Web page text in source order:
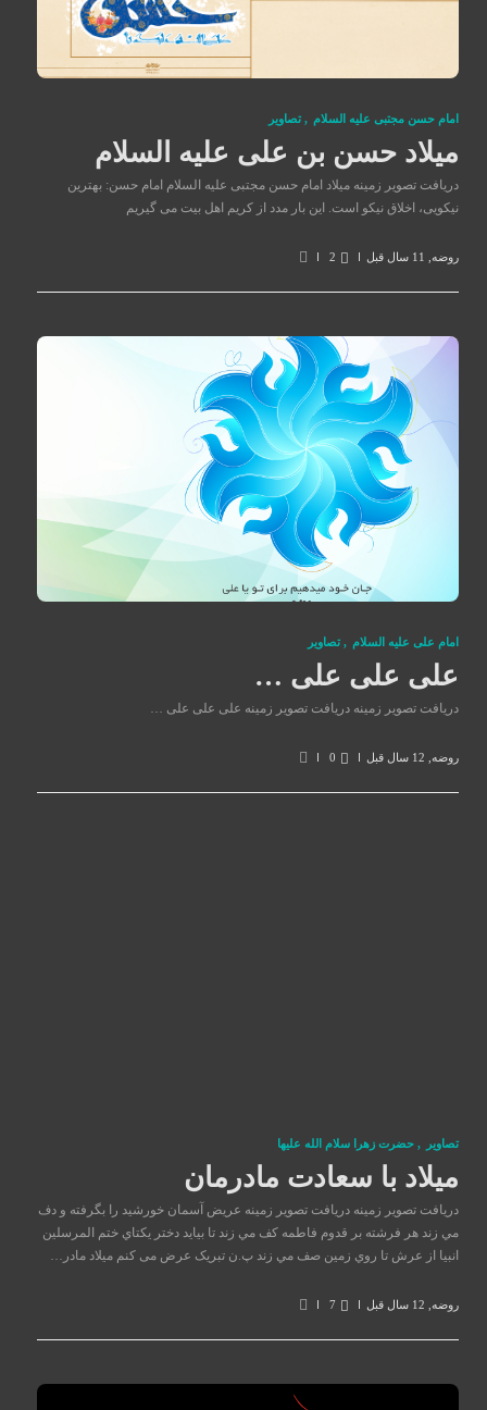
امام حسن مجتبی علیه السلام , تصاوير
میلاد حسن بن علی علیه السلام
دریافت تصویر زمینه میلاد امام حسن مجتبی علیه السلام امام حسن: بهترین
نیکویی، اخلاق نیکو است. این بار مدد از کریم اهل بیت می گیریم
روضه 11 سال قبل 2
امام علی علیه السلام , تصاوير
علی علی علی …
دریافت تصویر زمینه دریافت تصویر زمینه علی علی علی …
روضه 12 سال قبل 0
تصاوير , حضرت زهرا سلام الله علیها
میلاد با سعادت مادرمان
دریافت تصویر زمینه دریافت تصویر زمینه عریض آسمان خورشيد را بگرفته و دف
مي زند هر فرشته بر قدوم فاطمه كف مي زند تا بيايد دختر يكتاي ختم المرسلين
انبيا از عرش تا روي زمين صف مي زند پ.ن تبریک عرض می کنم میلاد مادر…
روضه 12 سال قبل 7